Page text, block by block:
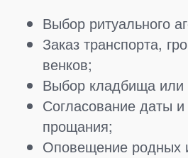
Выбор ритуального
Заказ транспорта,
венков;
Выбор кладбища или
Согласование даты
прощания;
Оповещение родных